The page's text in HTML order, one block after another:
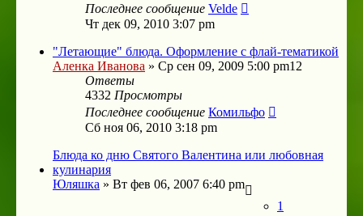
Последнее сообщение Velde
Чт дек 09, 2010 3:07 pm
"Летающие" блюда. Оформление с флай-тематикой
Аленка Иванова » Ср сен 09, 2009 5:00 pm12
Ответы
4332 Просмотры
Последнее сообщение Комильфо
Сб ноя 06, 2010 3:18 pm
Блюда ко дню Святого Валентина или любовная
кулинария
Юляшка » Вт фев 06, 2007 6:40 pm
1